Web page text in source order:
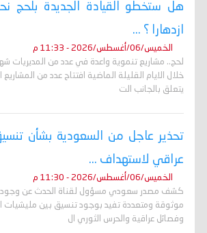
هل ستخطو القيادة الجديدة بلحج
ازدهارا ؟ ...
الخميس/06/أغسطس/2026 - 11:33 م
لحج.. مشاريع تنموية واعدة في عدد من المديريات
خلال الايام القليلة الماضية افتتاح عدد من
يتعلق بالجانب الت
تحذير عاجل من السعودية بشأن
عراقي لاستهداف ...
الخميس/06/أغسطس/2026 - 11:30 م
كشف مصدر سعودي مسؤول لقناة الحدث عن وجود
موثوقة ومتعددة تفيد بوجود تنسيق بين مليشيات
وفصائل عراقية والحرس الثوري ال